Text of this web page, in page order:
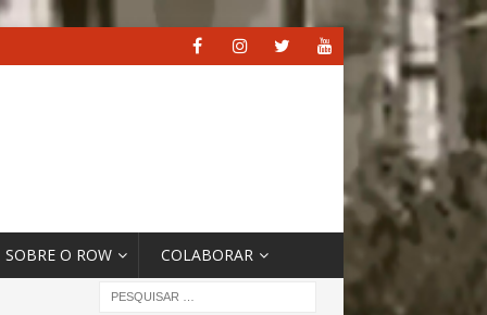
SOBRE O ROW COLABORAR